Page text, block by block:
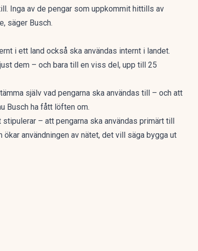
Inga av de pengar som uppkommit hittills av
säger Busch.
i ett land också ska användas internt i landet.
dem – och bara till en viss del, upp till 25
själv vad pengarna ska användas till – och att
Busch ha fått löften om.
– att pengarna ska användas primärt till
användningen av nätet, det vill säga bygga ut